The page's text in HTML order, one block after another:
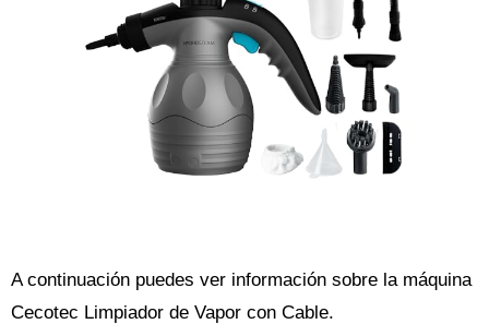
A continuación puedes ver información sobre la máquina
Cecotec Limpiador de Vapor con Cable.